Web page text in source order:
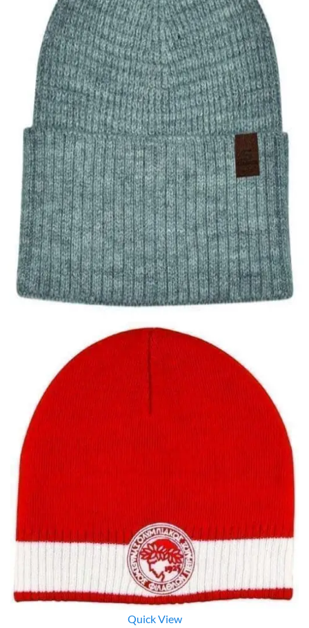
Quick View
Εξαντλημένο
ΑΝΔΡΙΚΑ ΣΚΟΥΦΙΑ
Ανδρικό σκουφί S exclusives
9,00€
Quick View